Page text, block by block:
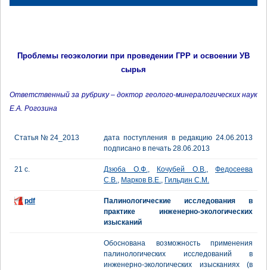
Проблемы геоэкологии при проведении ГРР и освоении УВ
сырья
Ответственный за рубрику – доктор геолого-минералогических наук
Е.А. Рогозина
Статья № 24_2013
дата поступления в редакцию 24.06.2013
подписано в печать 28.06.2013
21 с. Дзюба О.Ф., Кочубей О.В., Федосеева
С.В., Марков В.Е., Гильдин С.М.
pdf
Палинологические исследования в
практике инженерно-экологических
изысканий
Обоснована возможность применения
палинологических исследований в
инженерно-экологических изысканиях (в